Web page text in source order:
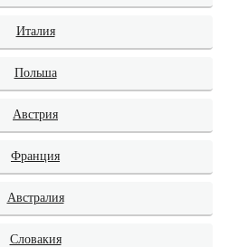
Италия
Польша
Австрия
Франция
Австралия
Словакия